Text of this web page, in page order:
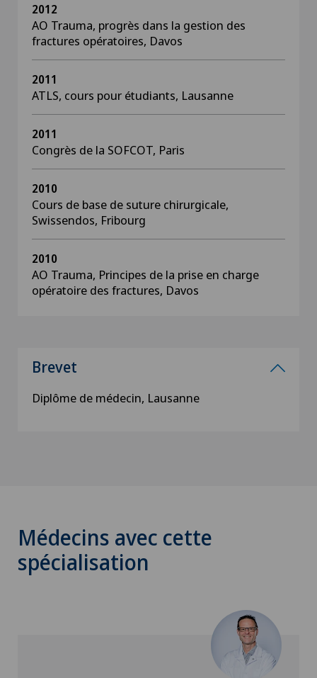
2012
AO Trauma, progrès dans la gestion des
fractures opératoires, Davos
2011
ATLS, cours pour étudiants, Lausanne
2011
Congrès de la SOFCOT, Paris
2010
Cours de base de suture chirurgicale,
Swissendos, Fribourg
2010
AO Trauma, Principes de la prise en charge
opératoire des fractures, Davos
Brevet
Diplôme de médecin, Lausanne
Médecins avec cette
spécialisation